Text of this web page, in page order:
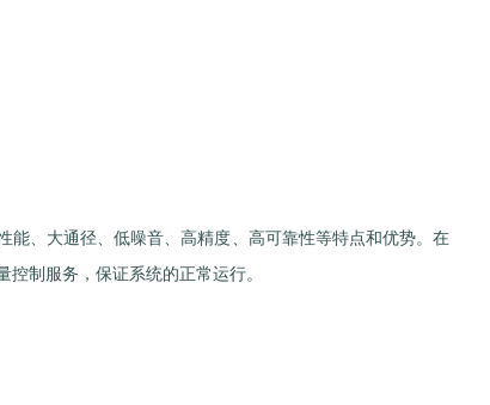
、大通径、低噪音、高精度、高可靠性等特点和优势。在
制服务，保证系统的正常运行。